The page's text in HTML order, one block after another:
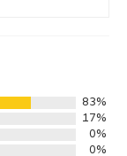
83%
17%
0%
0%